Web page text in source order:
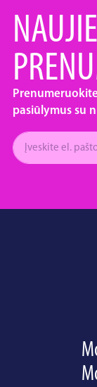
pasiūlymus su